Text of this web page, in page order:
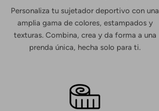
Personaliza tu sujetador deportivo con una
amplia gama de colores, estampados y
texturas. Combina, crea y da forma a una
prenda única, hecha solo para ti.